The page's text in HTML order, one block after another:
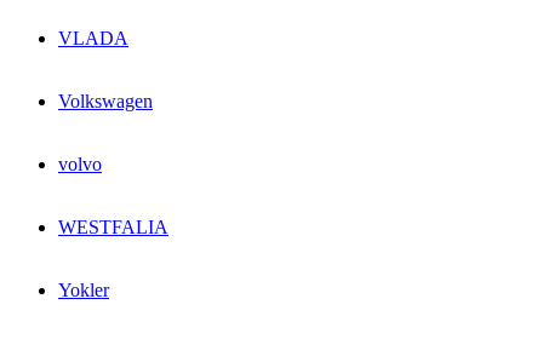
VLADA
Volkswagen
volvo
WESTFALIA
Yokler